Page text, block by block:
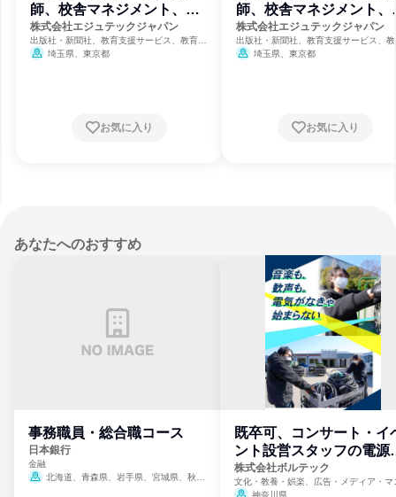
師、校舎マネジメント、教
材開発等)
株式会社エジュテックジャパン
出版社・新聞社、教育支援サービス、教育・
学校 埼玉県、東京都
お気に入り
師、校舎マネジメント、
材開発等)
株式会社エジュテックジャパン
出版社・新聞社、教育支援サービス、
学校 埼玉県、東京都
お気に入り
あなたへのおすすめ
事務職員・総合職コース
日本銀行
金融
北海道、青森県、岩手県、宮城県、秋田
既卒可、コンサート・イ
ント設営スタッフの電源
門
株式会社ボルテック
文化・教養・娯楽、広告・メディア・マ
ミ、電力・ガス・水道・エネルギー
神奈川県